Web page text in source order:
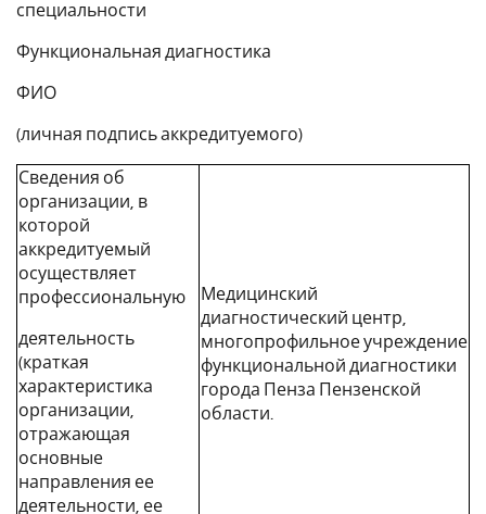
специальности
Функциональная диагностика
ФИО
(личная подпись аккредитуемого)
Сведения об
организации, в
которой
аккредитуемый
осуществляет
профессиональную
деятельность
(краткая
характеристика
организации,
отражающая
основные
направления ее
деятельности, ее
Медицинский
диагностический центр,
многопрофильное учреждение
функциональной диагностики
города Пенза Пензенской
области.